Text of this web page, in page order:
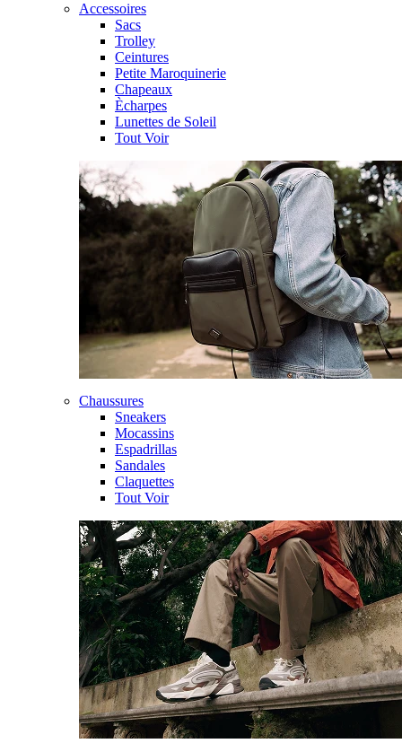
Accessoires
Sacs
Trolley
Ceintures
Petite Maroquinerie
Chapeaux
Ècharpes
Lunettes de Soleil
Tout Voir
Chaussures
Sneakers
Mocassins
Espadrillas
Sandales
Claquettes
Tout Voir